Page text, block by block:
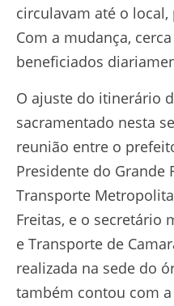
circulavam até o
Com a mudança,
beneficiados
O ajuste do itinerário
sacramentado nesta
reunião entre o
Presidente do Grande
Transporte
Freitas, e o secretário
e Transporte de
realizada na sede do
também contou com